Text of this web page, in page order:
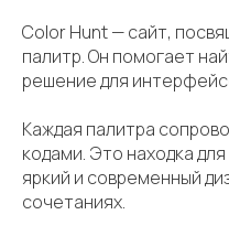
Color Hunt — сайт,
палитр. Он помогает
решение для
Каждая палитра
кодами. Это находка
яркий и современный
сочетаниях.